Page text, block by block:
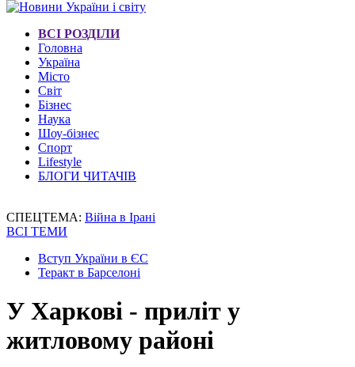
ВСІ РОЗДІЛИ
Головна
Україна
Місто
Світ
Бізнес
Наука
Шоу-бізнес
Спорт
Lifestyle
БЛОГИ ЧИТАЧІВ
СПЕЦТЕМА: Війна в Ірані
ВСІ ТЕМИ
Вступ України в ЄС
Теракт в Барселоні
У Харкові - приліт у
житловому районі